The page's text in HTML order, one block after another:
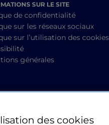
SUR LE SITE
de confidentialité
sur les réseaux sociaux
sur l’utilisation des cookies
générales
des cookies